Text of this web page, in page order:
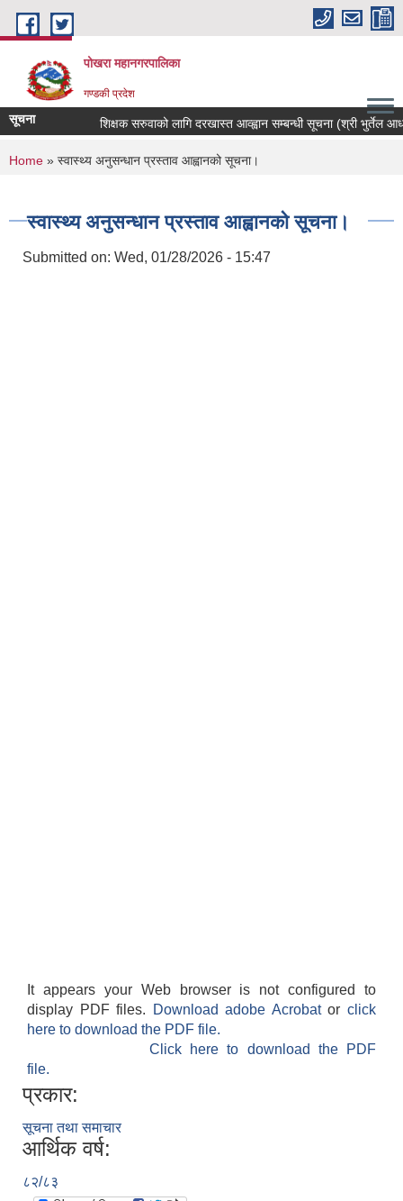
Skip to main content
पोखरा महानगरपालिका
गण्डकी प्रदेश
सूचना शिक्षक सरुवाको लागि दरखास्त आव्ह्वान सम्बन्धी सूचना (श्री भुर्तेल
You are here
Home » स्वास्थ्य अनुसन्धान प्रस्ताव आह्वानको सूचना।
स्वास्थ्य अनुसन्धान प्रस्ताव आह्वानको सूचना।
Submitted on: Wed, 01/28/2026 - 15:47
It appears your Web browser is not configured to
display PDF files.
Download adobe Acrobatorclick
here to download the PDF file.
Click here to download the PDF
file.
प्रकार:
सूचना तथा समाचार
आर्थिक वर्ष:
८२/८३